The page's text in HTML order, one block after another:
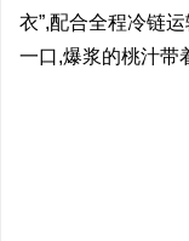
衣”,配合全程冷链
一口,爆浆的桃汁带